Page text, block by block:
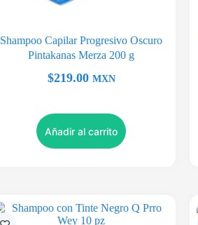
Shampoo Capilar Progresivo Oscuro
Pintakanas Merza 200 g
$219.00 MXN
Añadir al carrito